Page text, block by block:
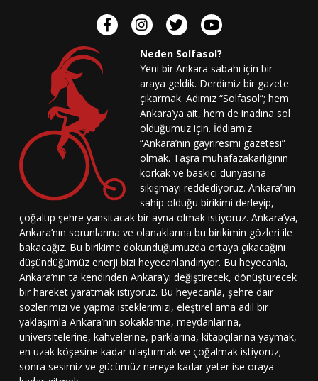
Neden Solfasol?
Yeni bir Ankara sabahı için bir
araya geldik. Derdimiz bir gazete
çıkarmak. Adımız “Solfasol”; hem
Ankara’ya ait, hem de inadına sol
olduğumuz için. İddiamız
“Ankara’nın gayriresmi gazetesi”
olmak. Taşra muhafazakarlığının
korkak ve baskıcı dünyasına
sıkışmayı reddediyoruz. Ankara’nın
sahip olduğu birikimi derleyip,
çoğaltıp şehre yansıtacak bir ayna olmak istiyoruz. Ankara’ya,
Ankara’nın sorunlarına ve olanaklarına bu birikimin gözleri ile
bakacağız. Bu birikime dokunduğumuzda ortaya çıkacağını
düşündüğümüz enerji bizi heyecanlandırıyor. Bu heyecanla,
Ankara’nın ta kendinden Ankara’yı değiştirecek, dönüştürecek
bir hareket yaratmak istiyoruz. Bu heyecanla, şehre dair
sözlerimizi ve yapma isteklerimizi, eleştirel ama adil bir
yaklaşımla Ankara’nın sokaklarına, meydanlarına,
üniversitelerine, kahvelerine, parklarına, kitapçılarına yaymak,
en uzak köşesine kadar ulaştırmak ve çoğalmak istiyoruz;
sonra sesimiz ve gücümüz nereye kadar yeter ise oraya